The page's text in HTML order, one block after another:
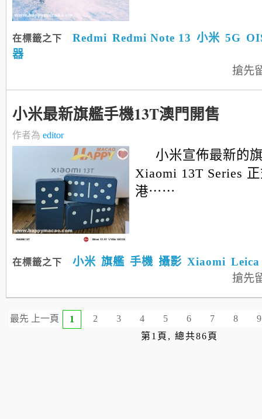
在標籤之下 Redmi Redmi Note 13 小米 5G
器
搶先
小米最新旗艦手機13T澳門開售
作者為 editor
小米宣佈最新的
Xiaomi 13T Series
港⋯⋯
在標籤之下 小米 旗艦 手機 攝影 Xiaomi Leica
搶先
最先 上一頁 1 2 3 4 5 6 7 8
9
第1頁, 總共86頁